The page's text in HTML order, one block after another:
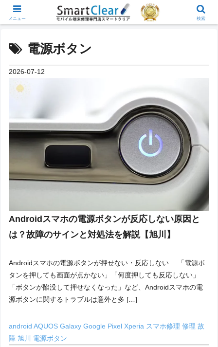
電源ボタン
2026-07-12
Androidスマホの電源ボタンが反応しない原因と
は？故障のサインと対処法を解説【旭川】
Androidスマホの電源ボタンが押せない・反応しない… 「電源ボ
タンを押しても画面が点かない」「何度押しても反応しない」
「ボタンが陥没して押せなくなった」など、Androidスマホの電
源ボタンに関するトラブルは意外と多 […]
androidAQUOSGalaxyGoogle PixelXperia スマホ修理修理故
障 旭川 電源ボタン
メニュー 検索